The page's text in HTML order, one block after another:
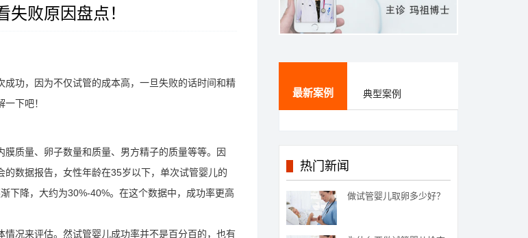
败原因盘点！
功，因为不仅试管的成本高，一旦失败的话时间和精
下吧！
质量、卵子数量和质量、男方精子的质量等等。因
数据报告，女性年龄在35岁以下，单次试管婴儿的
下降，大约为30%-40%。在这个数据中，成功率更高
况来评估。然试管婴儿成功率并不是百分百的，也有
最新案例 典型案例
热门新闻
做试管婴儿取卵多少好？